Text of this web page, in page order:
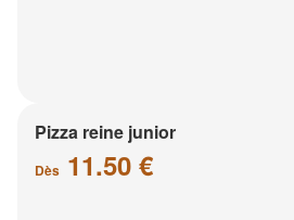
Pizza reine junior
Dès 11.50 €